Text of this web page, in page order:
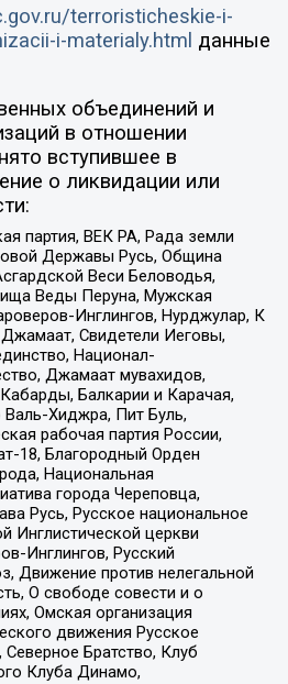
terroristicheskie-i-
i-materialy.html данные
объединений и
в отношении
вступившее в
о ликвидации или
партия, ВЕК РА, Рада земли
Державы Русь, Община
Веси Беловодья,
Веды Перуна, Мужская
Инглингов, Нурджулар, К
Свидетели Иеговы,
Национал-
Джамаат мувахидов,
Балкарии и Карачая,
Хиджра, Пит Буль,
рабочая партия России,
18, Благородный Орден
Национальная
города Череповца,
Русь, Русское национальное
Инглистической церкви
Инглингов, Русский
Движение против нелегальной
О свободе совести и о
Омская организация
движения Русское
Братство, Клуб
Клуба Динамо,